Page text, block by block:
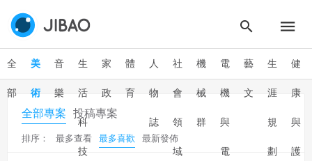
全
部
美
術
音
樂
生
活
科
技
家
政
體
育
人
物
誌
社
會
領
域
機
械
群
電
機
與
電
藝
文
生
涯
規
劃
健
康
與
護
全部專案 投稿專案
排序： 最多查看 最多喜歡 最新發佈
還沒有註冊帳號嗎？點擊 立刻註冊
已經有註冊帳號了嗎？點擊 立刻登入
二、會員規範
會員同意遵守本系統之會員規範、著作權條款及隱私權政
策。
違反前項約定者，本系統得終止會員資格。
三、著作權授權
會員得於本系統內使用授權內容，除經著作權人有標示採取
創用CC授權或其他授權者，會員不得重製、轉載、散布或類
同意上述條款，確定註冊